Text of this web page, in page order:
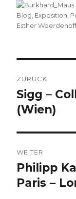
Blog Exposition
Esther
ZURÜCK
Vorheriger
Beitrag:
Sigg –
(Wien)
WEITER
Nächster
Beitrag:
Philipp
Paris –